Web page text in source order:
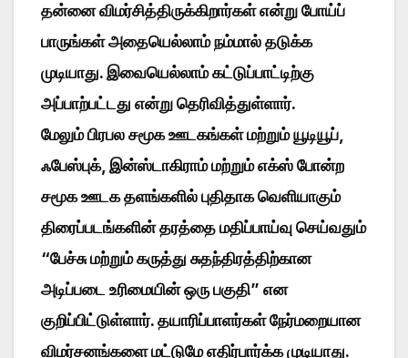
தன்னை விமர்சித்திருக்கிறார்கள் என்று போய்ப்
பாருங்கள் அதையெல்லாம் நம்மால் தடுக்க
முடியாது. இவையெல்லாம் கட்டுப்பாட்டிற்கு
அப்பாற்பட்டது என்று தெரிவித்துள்ளார்.
மேலும் பிரபல சமூக ஊடகங்கள் மற்றும் யூடியூப்,
ஃபேஸ்புக், இன்ஸ்டாகிராம் மற்றும் எக்ஸ் போன்ற
சமூக ஊடக தளங்களில் புதிதாக வெளியாகும்
திரைப்படங்களின் தரத்தை மதிப்பாய்வு செய்வதும்
“பேச்சு மற்றும் கருத்து சுதந்திரத்திற்கான
அடிப்படை உரிமையின் ஒரு பகுதி” என
குறிப்பிட்டுள்ளார். தயாரிப்பாளர்கள் நேர்மறையான
விமர்சனங்களை மட்டுமே எதிர்பார்க்க முடியாது.